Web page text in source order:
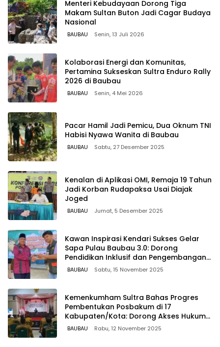
Menteri Kebudayaan Dorong Tiga
Makam Sultan Buton Jadi Cagar Budaya
Nasional
BAUBAU Senin, 13 Juli 2026
Kolaborasi Energi dan Komunitas,
Pertamina Sukseskan Sultra Enduro Rally
2026 di Baubau
BAUBAU Senin, 4 Mei 2026
Pacar Hamil Jadi Pemicu, Dua Oknum TNI
Habisi Nyawa Wanita di Baubau
BAUBAU Sabtu, 27 Desember 2025
Kenalan di Aplikasi OMI, Remaja 19 Tahun
Jadi Korban Rudapaksa Usai Diajak
Joged
BAUBAU Jumat, 5 Desember 2025
Kawan Inspirasi Kendari Sukses Gelar
Sapa Pulau Baubau 3.0: Dorong
Pendidikan Inklusif dan Pengembangan
Karakter Pelajar
BAUBAU Sabtu, 15 November 2025
Kemenkumham Sultra Bahas Progres
Pembentukan Posbakum di 17
Kabupaten/Kota: Dorong Akses Hukum
untuk Semua
BAUBAU Rabu, 12 November 2025